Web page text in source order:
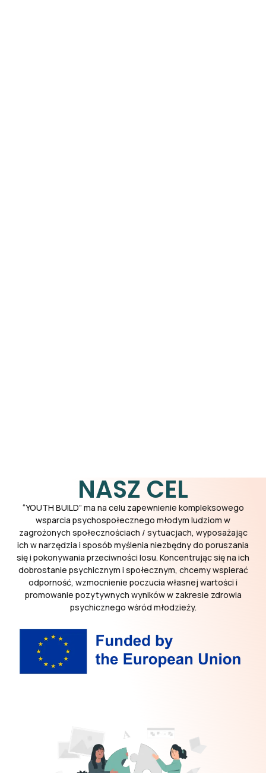
NASZ CEL
“YOUTH BUILD” ma na celu zapewnienie kompleksowego
wsparcia psychospołecznego młodym ludziom w
zagrożonych społecznościach / sytuacjach, wyposażając
ich w narzędzia i sposób myślenia niezbędny do poruszania
się i pokonywania przeciwności losu. Koncentrując się na ich
dobrostanie psychicznym i społecznym, chcemy wspierać
odporność, wzmocnienie poczucia własnej wartości i
promowanie pozytywnych wyników w zakresie zdrowia
psychicznego wśród młodzieży.